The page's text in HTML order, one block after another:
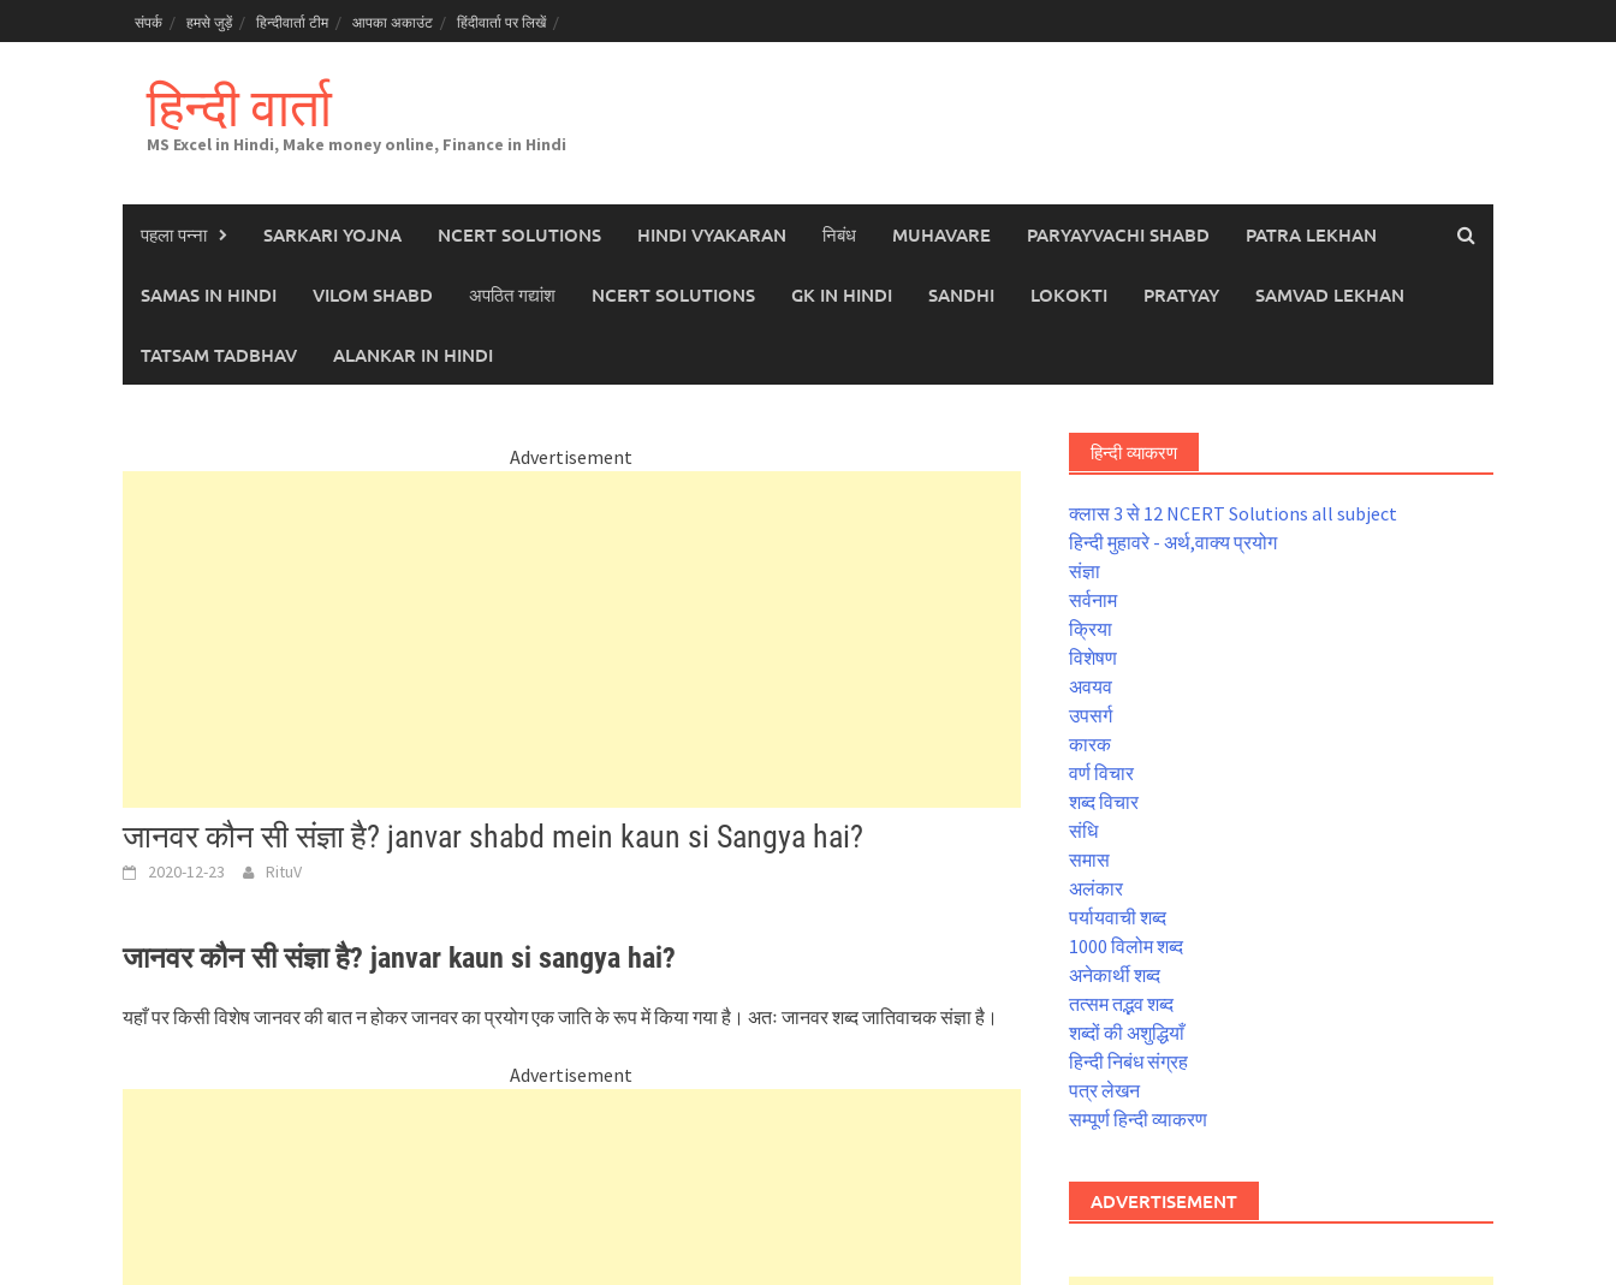
to
संपर्क हमसे जुड़ें हिन्दीवार्ता टीम आपका अकाउंट हिंदीवार्ता पर लिखें
हिन्दी वार्ता
MS Excel in Hindi, Make money online, Finance in Hindi
पहला पन्ना SARKARI YOJNA NCERT SOLUTIONS HINDI VYAKARAN निबंध MUHAVARE PARYAYVACHI SHABD PATRA LEKHAN
SAMAS IN HINDI VILOM SHABD अपठित गद्यांश NCERT SOLUTIONS GK IN HINDI SANDHI LOKOKTI PRATYAY SAMVAD LEKHAN
TATSAM TADBHAV ALANKAR IN HINDI
Advertisement
जानवर कौन सी संज्ञा है? janvar shabd mein kaun si Sangya hai?
2020-12-23 RituV
जानवर कौन सी संज्ञा है? janvar kaun si sangya hai?
यहाँ पर किसी विशेष जानवर की बात न होकर जानवर का प्रयोग एक जाति के रूप में किया गया है। अतः जानवर शब्द जातिवाचक संज्ञा है।
Advertisement
हिन्दी व्याकरण
क्लास 3 से 12 NCERT Solutions all subject
हिन्दी मुहावरे - अर्थ,वाक्य प्रयोग
संज्ञा
सर्वनाम
क्रिया
विशेषण
अवयव
उपसर्ग
कारक
वर्ण विचार
शब्द विचार
संधि
समास
अलंकार
पर्यायवाची शब्द
1000 विलोम शब्द
अनेकार्थी शब्द
तत्सम तद्भव शब्द
शब्दों की अशुद्धियाँ
हिन्दी निबंध संग्रह
पत्र लेखन
सम्पूर्ण हिन्दी व्याकरण
ADVERTISEMENT